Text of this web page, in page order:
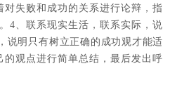
对失败和成功的关系进行论辩，指
4、联系现实生活，联系实际，说
说明只有树立正确的成功观才能适
的观点进行简单总结，最后发出呼